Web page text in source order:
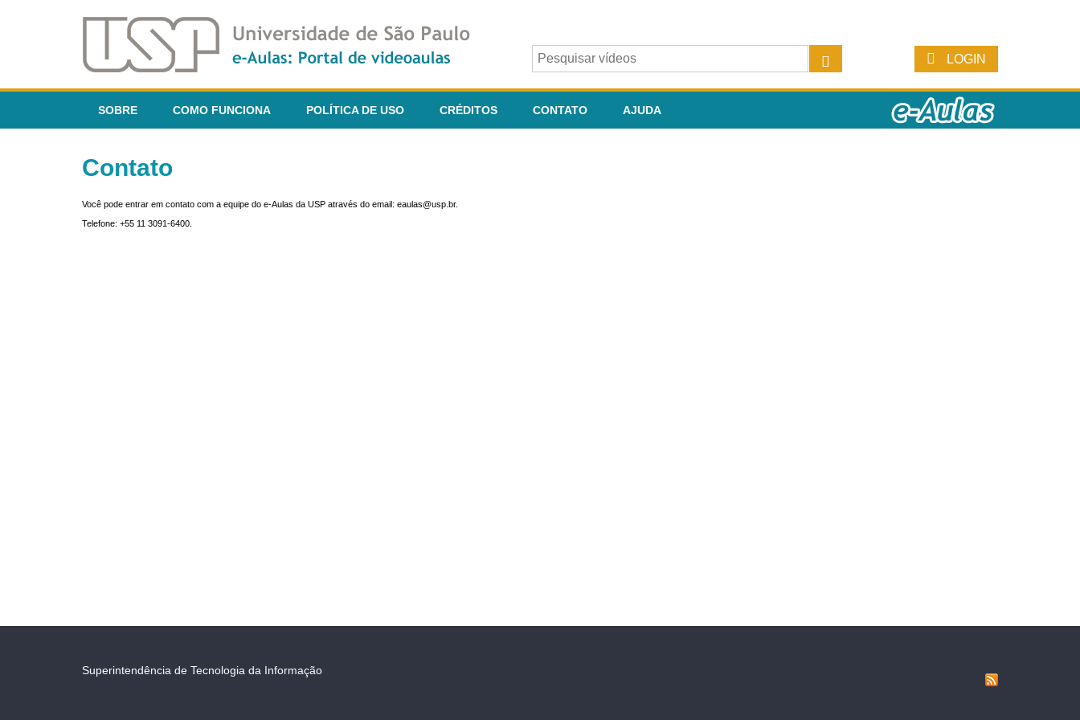
LOGIN
SOBRE COMO FUNCIONA POLÍTICA DE USO CRÉDITOS CONTATO AJUDA
Contato
Você pode entrar em contato com a equipe do e-Aulas da USP através do email: eaulas@usp.br.
Telefone: +55 11 3091-6400.
Superintendência de Tecnologia da Informação